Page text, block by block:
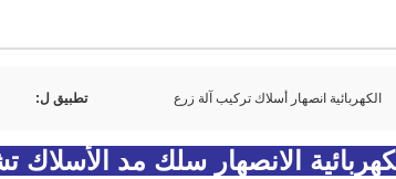
الكهربائية انصهار أسلاك تركيب آلة زرع تطبيق ل: